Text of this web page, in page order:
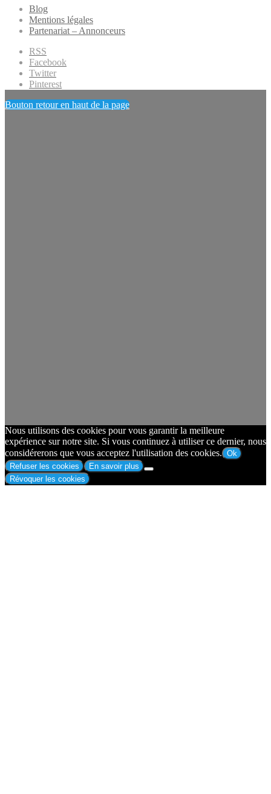
Blog
Mentions légales
Partenariat – Annonceurs
RSS
Facebook
Twitter
Pinterest
Bouton retour en haut de la page
Nous utilisons des cookies pour vous garantir la meilleure
expérience sur notre site. Si vous continuez à utiliser ce dernier, nous
considérerons que vous acceptez l'utilisation des cookies. Ok
Refuser les cookies
En savoir plus
Révoquer les cookies